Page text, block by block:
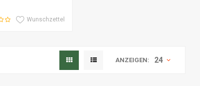
Wunschzettel
ANZEIGEN: 24